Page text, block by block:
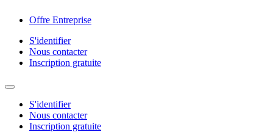
Offre Entreprise
S'identifier
Nous contacter
Inscription gratuite
S'identifier
Nous contacter
Inscription gratuite